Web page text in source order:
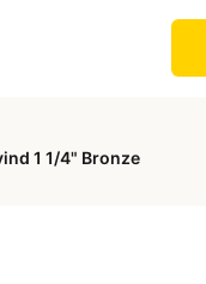
1 1/4" Bronze